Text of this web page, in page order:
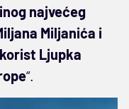
najvećeg
Miljanića i
Ljupka
“.